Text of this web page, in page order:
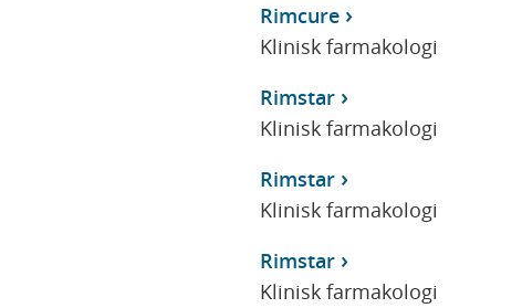
Rimcure
Klinisk farmakologi
Rimstar
Klinisk farmakologi
Rimstar
Klinisk farmakologi
Rimstar
Klinisk farmakologi